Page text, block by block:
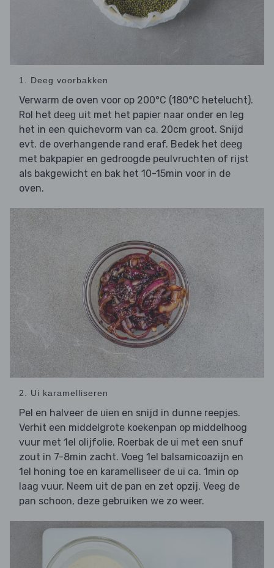
1. Deeg voorbakken
Verwarm de oven voor op 200°C (180°C hetelucht).
Rol het deeg uit met het papier naar onder en leg
het in een quichevorm van ca. 20cm groot. Snijd
evt. de overhangende rand eraf. Bedek het deeg
met bakpapier en gedroogde peulvruchten of rijst
als bakgewicht en bak het 10-15min voor in de
oven.
2. Ui karamelliseren
Pel en halveer de uien en snijd in dunne reepjes.
Verhit een middelgrote koekenpan op middelhoog
vuur met 1el olijfolie. Roerbak de ui met een snuf
zout in 7-8min zacht. Voeg 1el balsamicoazijn en
1el honing toe en karamelliseer de ui ca. 1min op
laag vuur. Neem uit de pan en zet opzij. Veeg de
pan schoon, deze gebruiken we zo weer.